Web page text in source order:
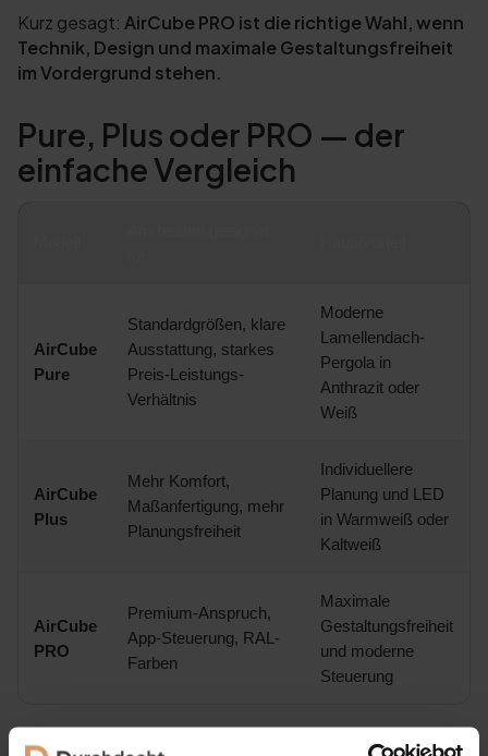
Kurz gesagt: AirCube PRO ist die richtige Wahl, wenn
Technik, Design und maximale Gestaltungsfreiheit
im Vordergrund stehen.
Pure, Plus oder PRO — der
einfache Vergleich
AirCube
Pure
Standardgrößen, klare
Ausstattung, starkes
Preis-Leistungs-
Verhältnis
Moderne
Lamellendach-
Pergola in
Anthrazit oder
Weiß
AirCube
Plus
Mehr Komfort,
Maßanfertigung, mehr
Planungsfreiheit
Individuellere
Planung und LED
in Warmweiß oder
Kaltweiß
AirCube
PRO
Premium-Anspruch,
App-Steuerung, RAL-
Farben
Maximale
Gestaltungsfreiheit
und moderne
Steuerung